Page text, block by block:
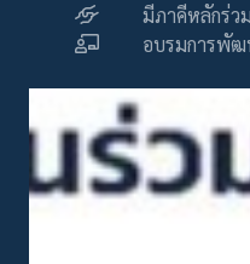
มีภาคีหลักร่
อบรมการพั